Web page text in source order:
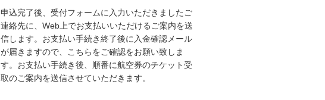
申込完了後、受付フォームに入力いただきましたご
連絡先に、Web上でお支払いいただけるご案内を送
信します。お支払い手続き終了後に入金確認メール
が届きますので、こちらをご確認をお願い致しま
す。お支払い手続き後、順番に航空券のチケット受
取のご案内を送信させていただきます。